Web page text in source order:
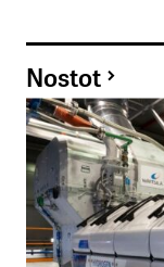
Nostot